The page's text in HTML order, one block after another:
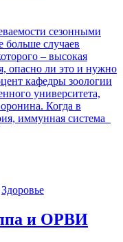
сезонными
случаев
– высокая
опасно ли это и нужно
кафедры зоологии
университета,
Когда в
иммунная система
Здоровье
и ОРВИ